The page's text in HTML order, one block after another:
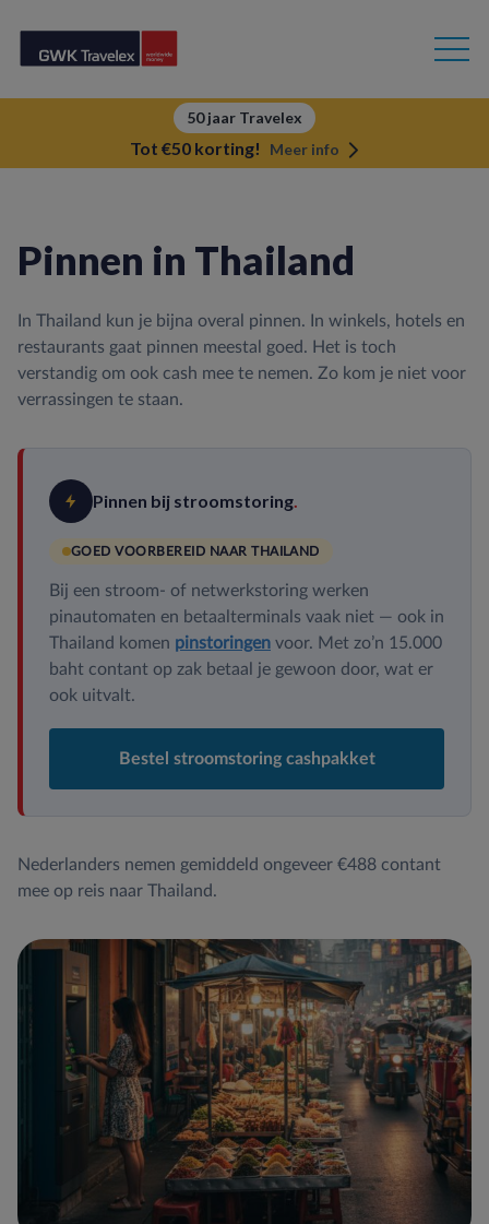
50 jaar Travelex
Tot €50 korting! Meer info
Pinnen in Thailand
In Thailand kun je bijna overal pinnen. In winkels, hotels en
restaurants gaat pinnen meestal goed. Het is toch
verstandig om ook cash mee te nemen. Zo kom je niet voor
verrassingen te staan.
Pinnen bij stroomstoring.
GOED VOORBEREID NAAR THAILAND
Bij een stroom- of netwerkstoring werken
pinautomaten en betaalterminals vaak niet — ook in
Thailand komen pinstoringen voor. Met zo’n 15.000
baht contant op zak betaal je gewoon door, wat er
ook uitvalt.
Bestel stroomstoring cashpakket
Nederlanders nemen gemiddeld ongeveer €488 contant
mee op reis naar Thailand.